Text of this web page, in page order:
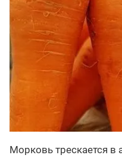
Морковь трескается в